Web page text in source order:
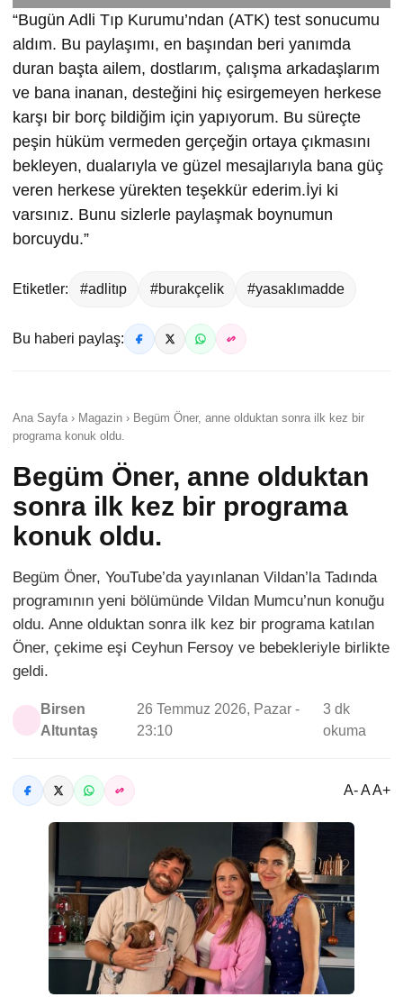
“Bugün Adli Tıp Kurumu’ndan (ATK) test sonucumu
aldım. Bu paylaşımı, en başından beri yanımda
duran başta ailem, dostlarım, çalışma arkadaşlarım
ve bana inanan, desteğini hiç esirgemeyen herkese
karşı bir borç bildiğim için yapıyorum. Bu süreçte
peşin hüküm vermeden gerçeğin ortaya çıkmasını
bekleyen, dualarıyla ve güzel mesajlarıyla bana güç
veren herkese yürekten teşekkür ederim.İyi ki
varsınız. Bunu sizlerle paylaşmak boynumun
borcuydu.”
Etiketler: #adlitıp #burakçelik #yasaklımadde
Bu haberi paylaş:
Ana Sayfa › Magazin › Begüm Öner, anne olduktan sonra ilk kez bir
programa konuk oldu.
Begüm Öner, anne olduktan
sonra ilk kez bir programa
konuk oldu.
Begüm Öner, YouTube’da yayınlanan Vildan’la Tadında
programının yeni bölümünde Vildan Mumcu’nun konuğu
oldu. Anne olduktan sonra ilk kez bir programa katılan
Öner, çekime eşi Ceyhun Fersoy ve bebekleriyle birlikte
geldi.
Birsen
Altuntaş
26 Temmuz 2026, Pazar -
23:10
3 dk
okuma
A- A A+